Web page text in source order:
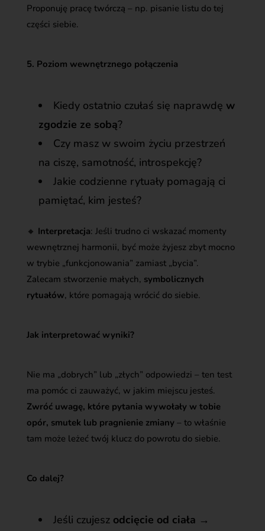
Proponuję pracę twórczą – np. pisanie listu do tej
części siebie.
5. Poziom wewnętrznego połączenia
Kiedy ostatnio czułaś się naprawdę w
zgodzie ze sobą?
Czy masz w swoim życiu przestrzeń
na ciszę, samotność, introspekcję?
Jakie codzienne rytuały pomagają ci
pamiętać, kim jesteś?
🔸 Interpretacja: Jeśli trudno ci wskazać momenty
wewnętrznej harmonii, być może żyjesz zbyt mocno
w trybie „funkcjonowania” zamiast „bycia”.
Zalecam stworzenie małych, symbolicznych
rytuałów, które pomagają wrócić do siebie.
Jak interpretować wyniki?
Nie ma „dobrych” lub „złych” odpowiedzi – ten test
ma pomóc ci zauważyć, w jakim miejscu jesteś.
Zwróć uwagę, które pytania wywołały w tobie
opór, smutek lub pragnienie zmiany– to właśnie
tam może leżeć twój klucz do powrotu do siebie.
Co dalej?
Jeśli czujesz odcięcie od ciała →